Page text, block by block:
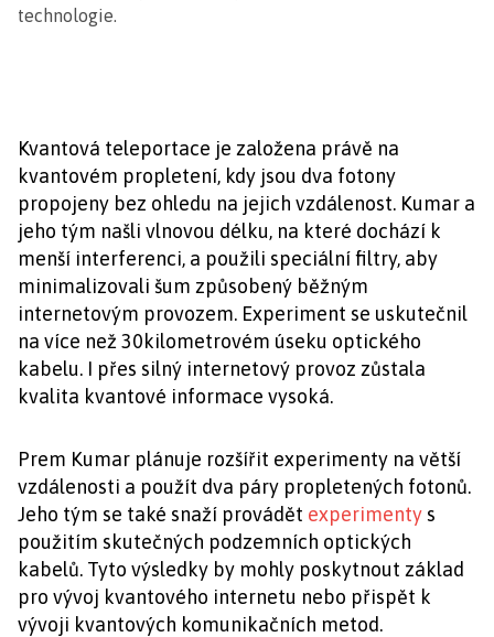
technologie.
Kvantová teleportace je založena právě na
kvantovém propletení, kdy jsou dva fotony
propojeny bez ohledu na jejich vzdálenost. Kumar a
jeho tým našli vlnovou délku, na které dochází k
menší interferenci, a použili speciální filtry, aby
minimalizovali šum způsobený běžným
internetovým provozem. Experiment se uskutečnil
na více než 30kilometrovém úseku optického
kabelu. I přes silný internetový provoz zůstala
kvalita kvantové informace vysoká.
Prem Kumar plánuje rozšířit experimenty na větší
vzdálenosti a použít dva páry propletených fotonů.
Jeho tým se také snaží provádět experimentys
použitím skutečných podzemních optických
kabelů. Tyto výsledky by mohly poskytnout základ
pro vývoj kvantového internetu nebo přispět k
vývoji kvantových komunikačních metod.